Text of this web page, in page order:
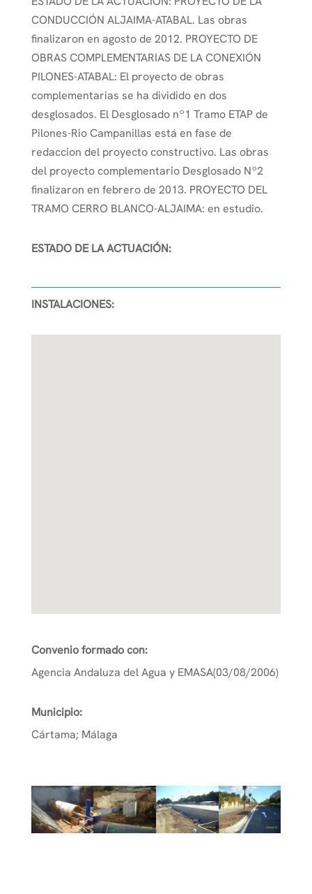
CONDUCCIÓN ALJAIMA-ATABAL. Las obras
finalizaron en agosto de 2012. PROYECTO DE
OBRAS COMPLEMENTARIAS DE LA CONEXIÓN
PILONES-ATABAL: El proyecto de obras
complementarias se ha dividido en dos
desglosados. El Desglosado nº1 Tramo ETAP de
Pilones-Rio Campanillas está en fase de
redaccion del proyecto constructivo. Las obras
del proyecto complementario Desglosado Nº2
finalizaron en febrero de 2013. PROYECTO DEL
TRAMO CERRO BLANCO-ALJAIMA: en estudio.
ESTADO DE LA ACTUACIÓN:
INSTALACIONES:
Convenio formado con:
Agencia Andaluza del Agua y EMASA(03/08/2006)
Municipio:
Cártama; Málaga